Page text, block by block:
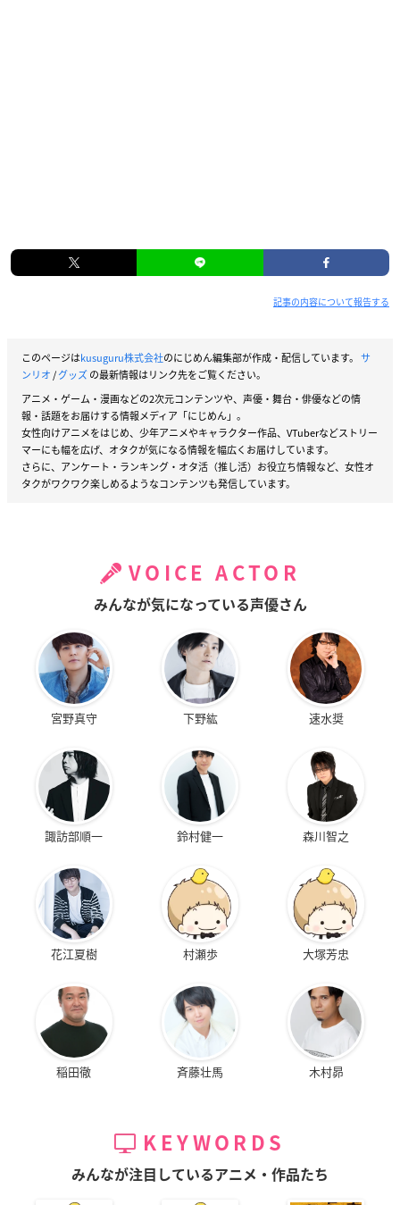
記事の内容について報告する
このページはkusuguru株式会社のにじめん編集部が作成・配信しています。 サ
ンリオ/グッズの最新情報はリンク先をご覧ください。
アニメ・ゲーム・漫画などの2次元コンテンツや、声優・舞台・俳優などの情
報・話題をお届けする情報メディア「にじめん」。
女性向けアニメをはじめ、少年アニメやキャラクター作品、VTuberなどストリー
マーにも幅を広げ、オタクが気になる情報を幅広くお届けしています。
さらに、アンケート・ランキング・オタ活（推し活）お役立ち情報など、女性オ
タクがワクワク楽しめるようなコンテンツも発信しています。
VOICE ACTOR
みんなが気になっている声優さん
宮野真守 下野紘 速水奨
諏訪部順一 鈴村健一 森川智之
花江夏樹 村瀬歩 大塚芳忠
稲田徹 斉藤壮馬 木村昴
KEYWORDS
みんなが注目しているアニメ・作品たち